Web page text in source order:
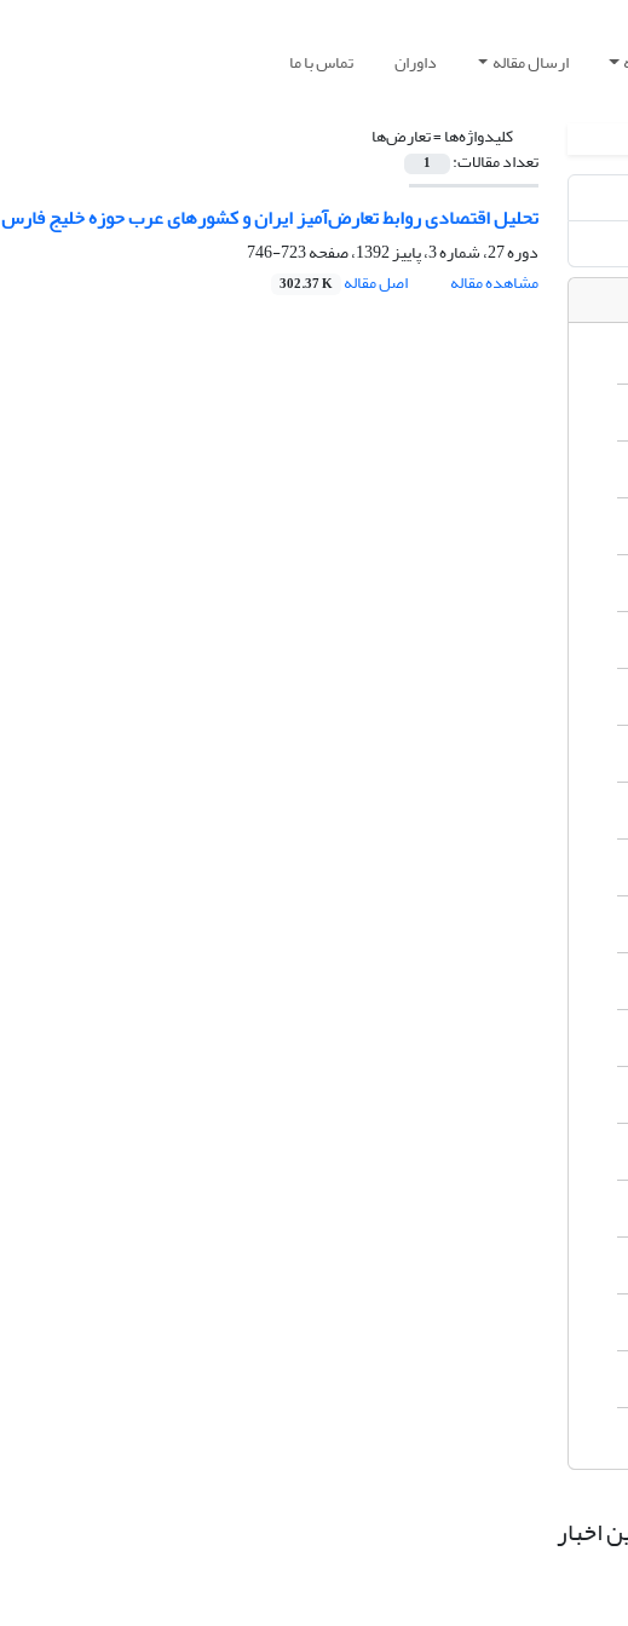
ارسال مقاله داوران تماس با ما
کلیدواژه‌ها =تعارض‌ها
تعداد مقالات: 1
تحلیل اقتصادی روابط تعارض‌آمیز ایران و ‏کشورهای عرب حوزه خلیج فارس ‏
دوره 27، شماره 3، پاییز 1392، صفحه
723-746
مشاهده مقاله
اصل مقاله 302.37 K
اخبار